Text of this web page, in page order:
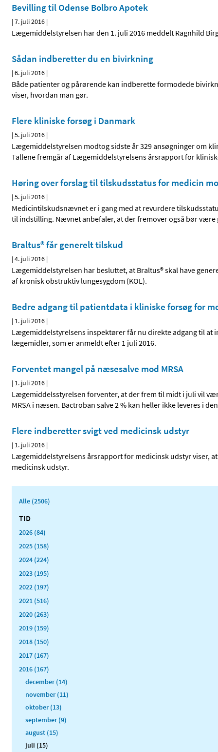
Bevilling til Odense Bolbro Apotek
|7. juli 2016 |
Lægemiddelstyrelsen har den 1. juli 2016 meddelt Ragnhild
Sådan indberetter du en bivirkning
|6. juli 2016 |
Både patienter og pårørende kan indberette formodede
viser, hvordan man gør.
Flere kliniske forsøg i Danmark
|5. juli 2016 |
Lægemiddelstyrelsen modtog sidste år 329 ansøgninger om
Tallene fremgår af Lægemiddelstyrelsens årsrapport for
Høring over forslag til tilskudsstatus for medicin
|5. juli 2016 |
Medicintilskudsnævnet er i gang med at revurdere
til indstilling. Nævnet anbefaler, at der fremover også bør
Braltus® får generelt tilskud
|4. juli 2016 |
Lægemiddelstyrelsen har besluttet, at Braltus® skal have
af kronisk obstruktiv lungesygdom (KOL).
Bedre adgang til patientdata i kliniske forsøg for
| 1. juli 2016 |
Lægemiddelstyrelsens inspektører får nu direkte adgang til
lægemidler, som er anmeldt efter 1 juli 2016.
Forventet mangel på næsesalve mod MRSA
| 1. juli 2016 |
Lægemiddelsstyrelsen forventer, at der frem til midt i juli vil
MRSA i næsen. Bactroban salve 2 % kan heller ikke leveres i
Flere indberetter svigt ved medicinsk udstyr
| 1. juli 2016 |
Lægemiddelstyrelsens årsrapport for medicinsk udstyr viser,
medicinsk udstyr.
Alle (2506)
TID
2026 (84)
2025 (158)
2024 (224)
2023 (195)
2022 (197)
2021 (516)
2020 (263)
2019 (159)
2018 (150)
2017 (167)
2016 (167)
december (14)
november (11)
oktober (13)
september (9)
august (15)
juli (15)